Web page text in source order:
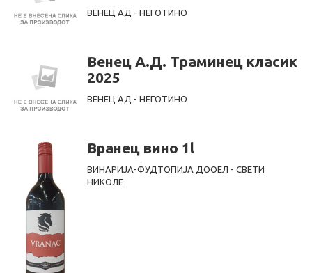
ВЕНЕЦ АД - НЕГОТИНО
Венец А.Д. Траминец класик
2025
ВЕНЕЦ АД - НЕГОТИНО
Вранец вино 1l
ВИНАРИЈА-ФУДТОПИЈА ДООЕЛ - СВЕТИ
НИКОЛЕ